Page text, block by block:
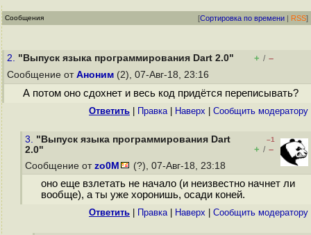
Сообщения [Сортировка по времени | RSS]
2. "Выпуск языка программирования Dart 2.0" + / –
Сообщение от Аноним (2), 07-Авг-18, 23:16
А потом оно сдохнет и весь код придётся переписывать?
Ответить Правка| Наверх Cообщить модератору
3. "Выпуск языка программирования Dart
2.0"
–1
+ / –
Сообщение от zo0M (?), 07-Авг-18, 23:18
оно еще взлетать не начало (и неизвестно начнет ли
вообще), а ты уже хоронишь, осади коней.
Ответить Правка| Наверх Cообщить модератору